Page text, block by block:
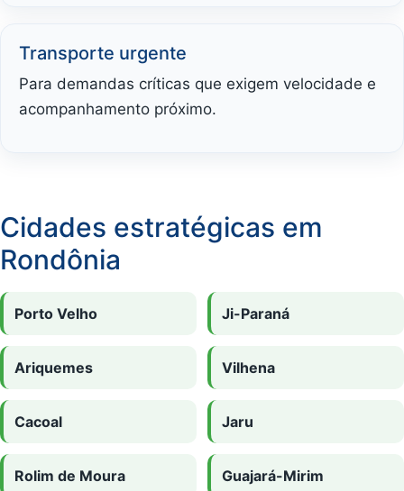
Transporte urgente
Para demandas críticas que exigem velocidade e
acompanhamento próximo.
Cidades estratégicas em
Rondônia
Porto Velho Ji-Paraná
Ariquemes Vilhena
Cacoal Jaru
Rolim de Moura Guajará-Mirim